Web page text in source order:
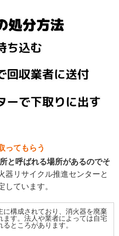
ってもらう
と呼ばれる場所があるのでそ
器リサイクル推進センターと
しています。
に構成されており、消火器を廃棄
ます。法人や業者によっては自宅
ところがあります。